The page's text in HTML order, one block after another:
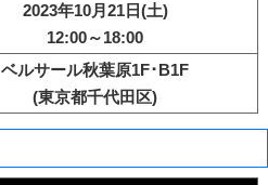
2023年10月21日(土)
12:00～18:00
ベルサール秋葉原1F･B1F
(東京都千代田区)